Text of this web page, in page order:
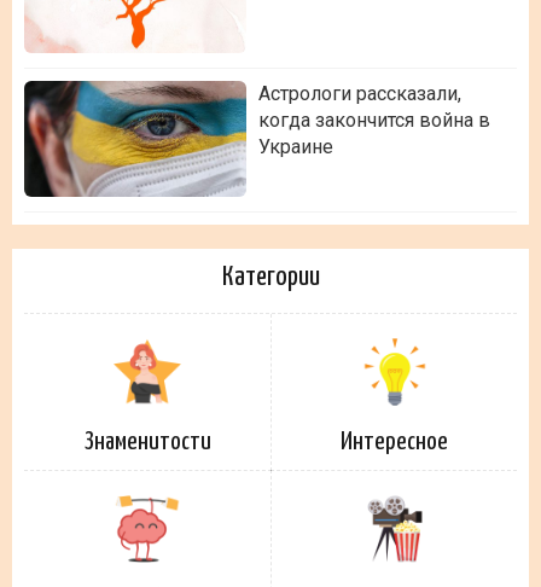
Астрологи рассказали,
когда закончится война в
Украине
Категории
Знаменитости Интересное